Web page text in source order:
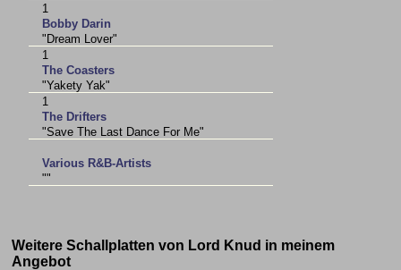
1
Bobby Darin
"Dream Lover"
1
The Coasters
"Yakety Yak"
1
The Drifters
"Save The Last Dance For Me"
Various R&B-Artists
""
Weitere Schallplatten von Lord Knud in meinem
Angebot